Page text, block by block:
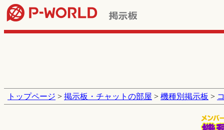
トップページ > 掲示板・チャットの部屋 > 機種別掲示板 >